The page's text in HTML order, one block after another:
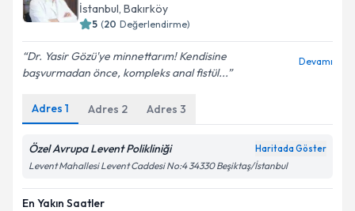
İstanbul, Bakırköy
5 (20 Değerlendirme)
Dr. Yasir Gözü'ye minnettarım! Kendisine
başvurmadan önce, kompleks anal fistül...
Devamı
Adres 1 Adres 2 Adres 3
Özel Avrupa Levent Polikliniği Haritada Göster
Levent Mahallesi Levent Caddesi No:4 34330 Beşiktaş/İstanbul
En Yakın Saatler